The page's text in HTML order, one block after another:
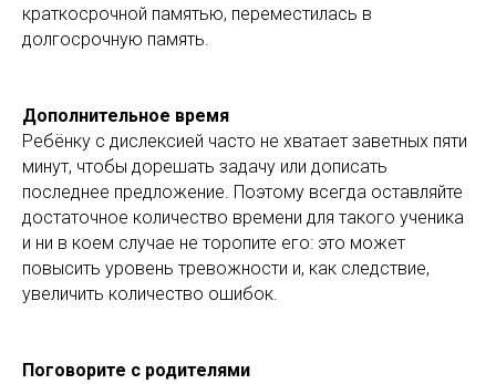
краткосрочной памятью, переместилась в
долгосрочную память.
Дополнительное время
Ребёнку с дислексией часто не хватает заветных пяти
минут, чтобы дорешать задачу или дописать
последнее предложение. Поэтому всегда оставляйте
достаточное количество времени для такого ученика
и ни в коем случае не торопите его: это может
повысить уровень тревожности и, как следствие,
увеличить количество ошибок.
Поговорите с родителями